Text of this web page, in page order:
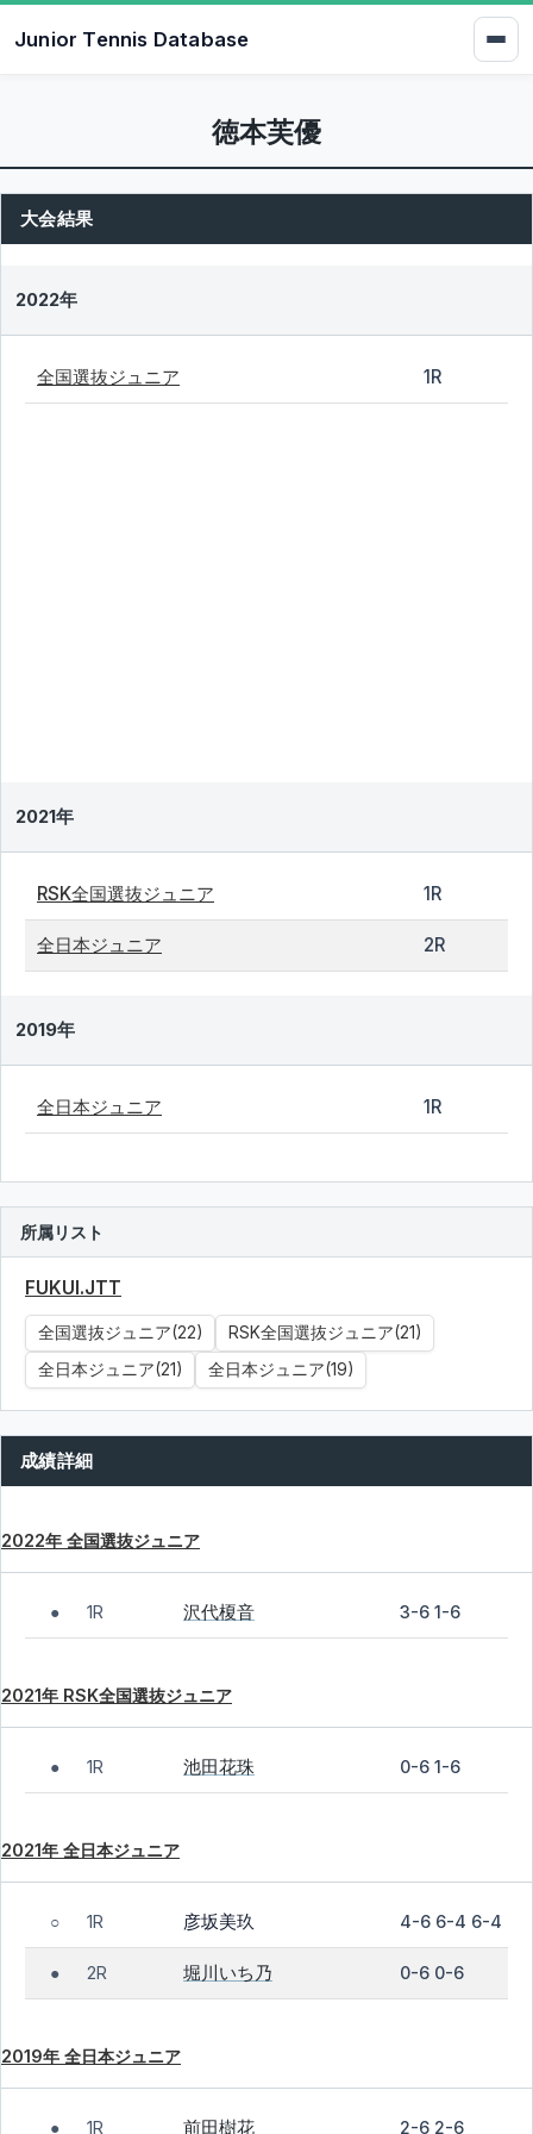
Junior Tennis Database
徳本芙優
大会結果
2022年
全国選抜ジュニア 1R
2021年
RSK全国選抜ジュニア 1R
全日本ジュニア 2R
2019年
全日本ジュニア 1R
所属リスト
FUKUI.JTT
全国選抜ジュニア(22)
RSK全国選抜ジュニア(21)
全日本ジュニア(21)
全日本ジュニア(19)
成績詳細
2022年 全国選抜ジュニア
● 1R 沢代榎音 3-6 1-6
2021年 RSK全国選抜ジュニア
● 1R 池田花珠 0-6 1-6
2021年 全日本ジュニア
○ 1R 彦坂美玖 4-6 6-4 6-4
● 2R 堀川いち乃 0-6 0-6
2019年 全日本ジュニア
● 1R 前田樹花 2-6 2-6